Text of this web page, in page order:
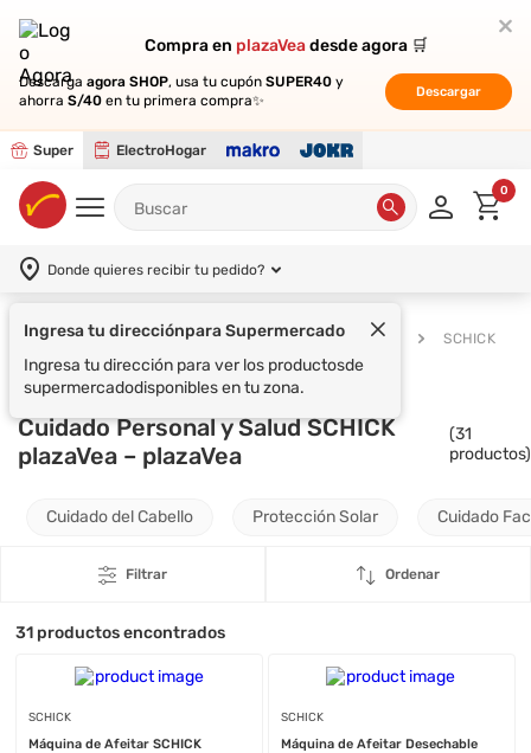
Compra en plazaVeadesde agora 🛒
Descarga agora SHOP, usa tu cupón SUPER40 y
ahorra S/40 en tu primera compra✨
Descargar
Super ElectroHogar
Compra en plazaVeadesde agora 🛒
Descarga agora SHOP, usa tu cupón SUPER40 y
ahorra S/40 en tu primera compra✨
Descargar
0
Donde quieres recibir tu pedido?
Ingresa tu direcciónpara Supermercado
Ingresa tu dirección para ver los productosde
supermercadodisponibles en tu zona.
Supermercado Cuidado Personal y Salud SCHICK
Cuidado Personal y Salud SCHICK
plazaVea – plazaVea
(31
productos)
Cuidado del Cabello Protección Solar Cuidado
Filtrar Ordenar
31 productos encontrados
SCHICK
Máquina de Afeitar SCHICK
SCHICK
Máquina de Afeitar Desechable